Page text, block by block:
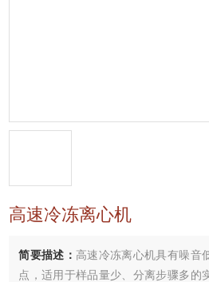
高速冷冻离心机
简要描述： 高速冷冻离心机具有噪音
点，适用于样品量少、分离步骤多的